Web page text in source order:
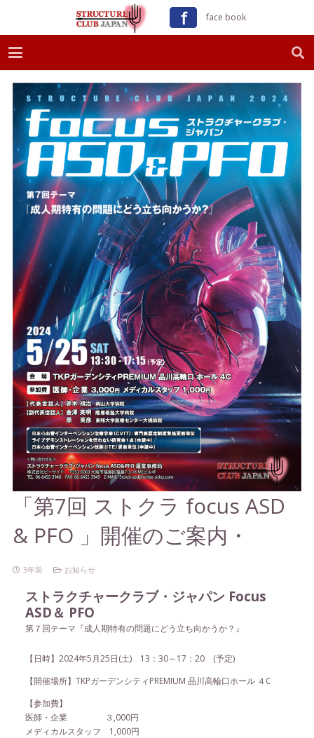
ｆ face book
「第7回 ストクラ focus ASD
& PFO 」開催のご案内・
3年前 お知らせ
ストラクチャークラブ・ジャパン Focus
ASD＆ PFO
第７回テーマ『成人期特有の問題にどう立ち向かうか？』
【日時】 2024年5月25日(土) 13：30～17：20 (予定)
【開催場所】TKPガーデンシティPREMIUM 品川高輪口ホール ４C
【参加費】
医師・企業 ３,000円
メディカルスタッフ 1,000円